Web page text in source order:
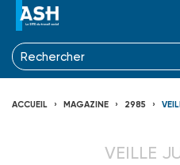
ACCUEIL MAGAZINE 2985
VEILLE